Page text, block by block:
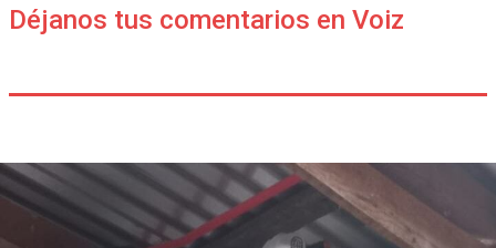
Déjanos tus comentarios en Voiz